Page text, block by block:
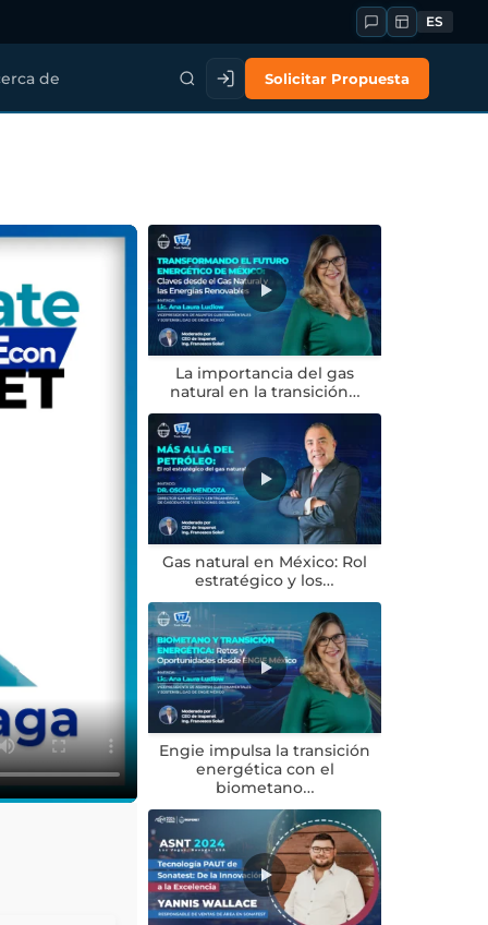
ES
de Solicitar Propuesta
La importancia del gas
natural en la transición…
Gas natural en México: Rol
estratégico y los…
Engie impulsa la transición
energética con el
biometano…